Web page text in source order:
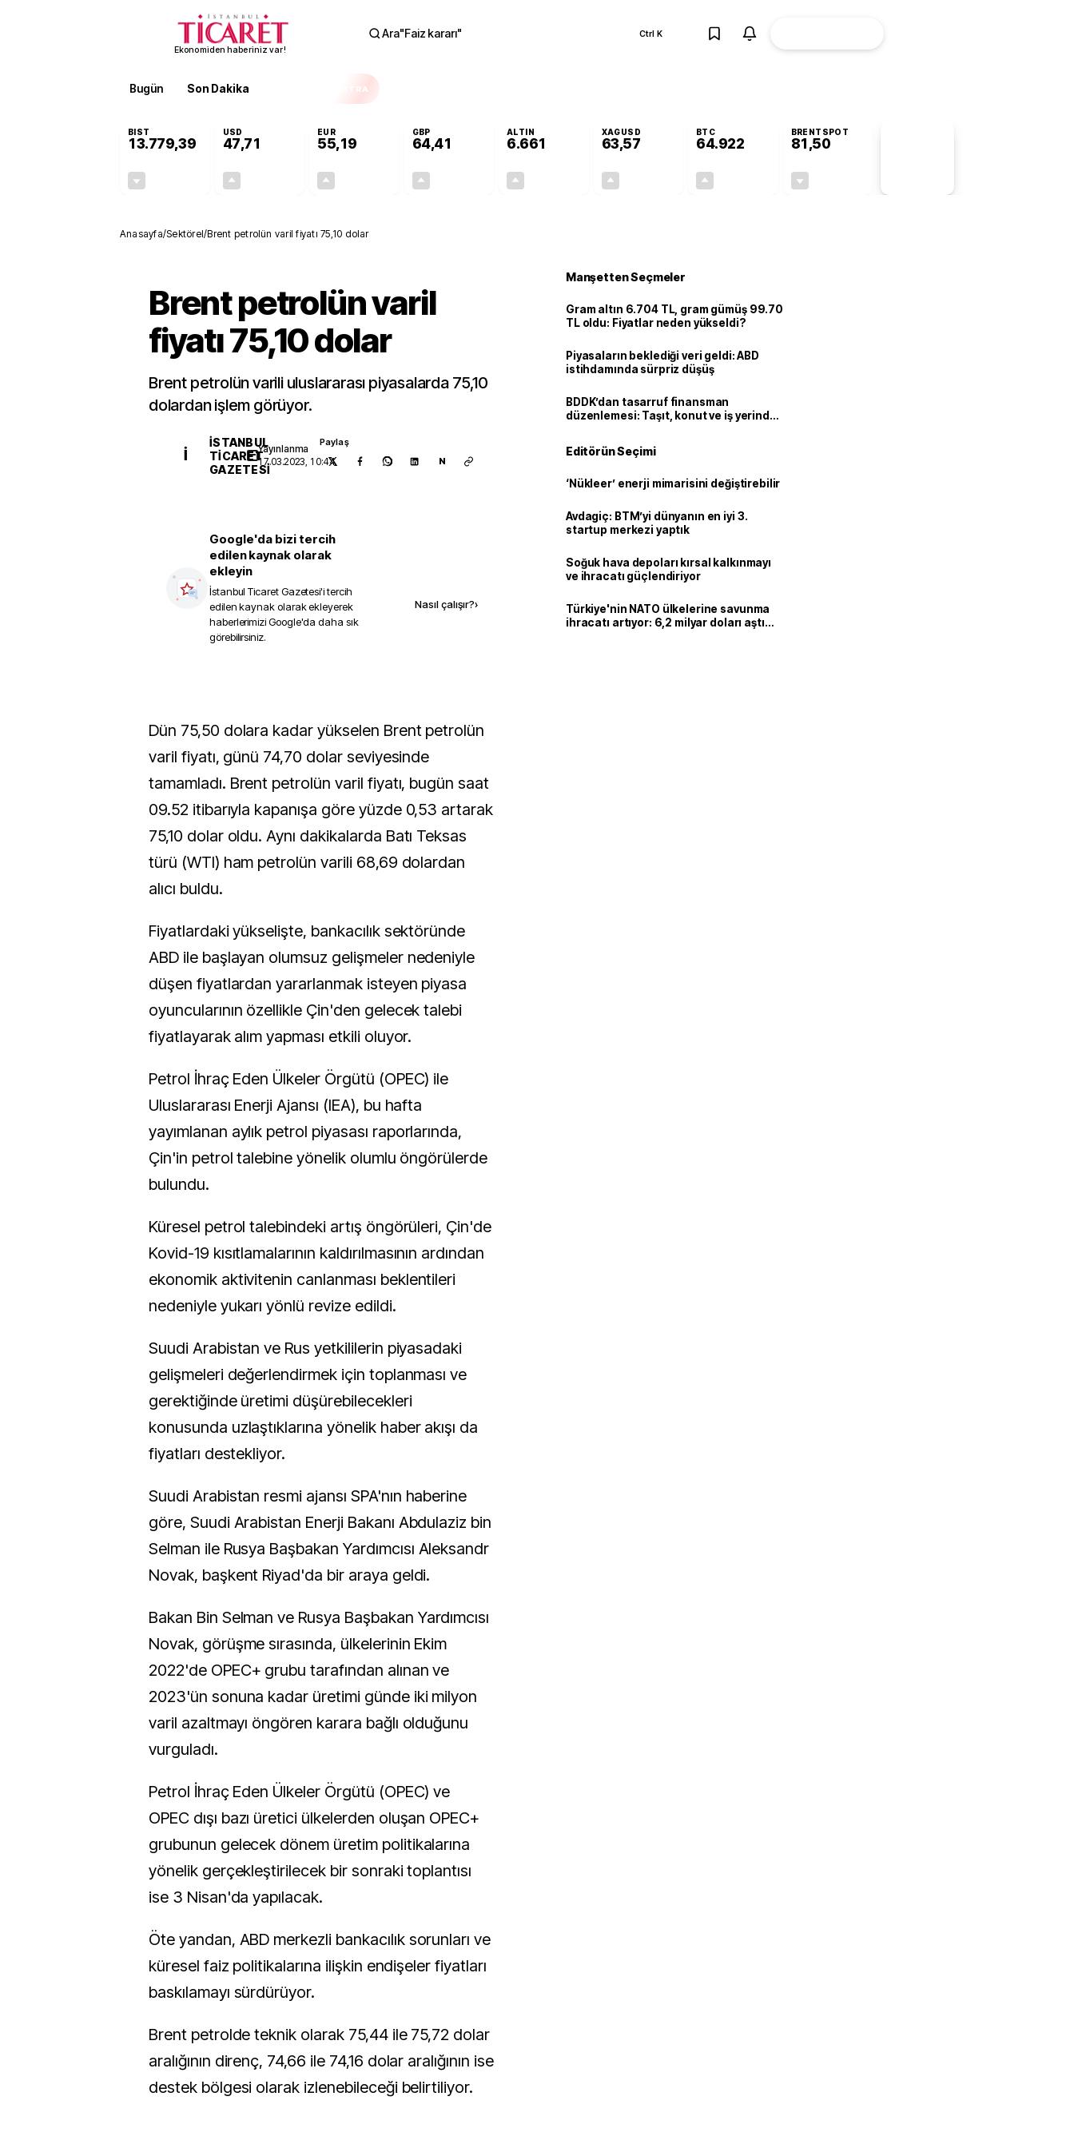
Ekonomiden haberiniz var!
Ara"Faiz kararı" Ctrl K
Bugün Son Dakika EKSTRA
BIST
13.779,39
USD
47,71
EUR
55,19
GBP
64,41
ALTIN
6.661
XAGUSD
63,57
BTC
64.922
BRENTSPOT
81,50
Anasayfa/Sektörel/Brent petrolün varil fiyatı 75,10 dolar
Brent petrolün varil
fiyatı 75,10 dolar
Brent petrolün varili uluslararası piyasalarda 75,10
dolardan işlem görüyor.
İ
İSTANBUL
TICARET
GAZETESI
Yayınlanma
17.03.2023, 10:44
Paylaş
N
Google'da bizi tercih
edilen kaynak olarak
ekleyin
İstanbul Ticaret Gazetesi'i tercih
edilen kaynak olarak ekleyerek
haberlerimizi Google'da daha sık
görebilirsiniz.
Nasıl çalışır?›
Dün 75,50 dolara kadar yükselen Brent petrolün
varil fiyatı, günü 74,70 dolar seviyesinde
tamamladı. Brent petrolün varil fiyatı, bugün saat
09.52 itibarıyla kapanışa göre yüzde 0,53 artarak
75,10 dolar oldu. Aynı dakikalarda Batı Teksas
türü (WTI) ham petrolün varili 68,69 dolardan
alıcı buldu.
Fiyatlardaki yükselişte, bankacılık sektöründe
ABD ile başlayan olumsuz gelişmeler nedeniyle
düşen fiyatlardan yararlanmak isteyen piyasa
oyuncularının özellikle Çin'den gelecek talebi
fiyatlayarak alım yapması etkili oluyor.
Petrol İhraç Eden Ülkeler Örgütü (OPEC) ile
Uluslararası Enerji Ajansı (IEA), bu hafta
yayımlanan aylık petrol piyasası raporlarında,
Çin'in petrol talebine yönelik olumlu öngörülerde
bulundu.
Küresel petrol talebindeki artış öngörüleri, Çin'de
Kovid-19 kısıtlamalarının kaldırılmasının ardından
ekonomik aktivitenin canlanması beklentileri
nedeniyle yukarı yönlü revize edildi.
Suudi Arabistan ve Rus yetkililerin piyasadaki
gelişmeleri değerlendirmek için toplanması ve
gerektiğinde üretimi düşürebilecekleri
konusunda uzlaştıklarına yönelik haber akışı da
fiyatları destekliyor.
Suudi Arabistan resmi ajansı SPA'nın haberine
göre, Suudi Arabistan Enerji Bakanı Abdulaziz bin
Selman ile Rusya Başbakan Yardımcısı Aleksandr
Novak, başkent Riyad'da bir araya geldi.
Bakan Bin Selman ve Rusya Başbakan Yardımcısı
Novak, görüşme sırasında, ülkelerinin Ekim
2022'de OPEC+ grubu tarafından alınan ve
2023'ün sonuna kadar üretimi günde iki milyon
varil azaltmayı öngören karara bağlı olduğunu
vurguladı.
Petrol İhraç Eden Ülkeler Örgütü (OPEC) ve
OPEC dışı bazı üretici ülkelerden oluşan OPEC+
grubunun gelecek dönem üretim politikalarına
yönelik gerçekleştirilecek bir sonraki toplantısı
ise 3 Nisan'da yapılacak.
Öte yandan, ABD merkezli bankacılık sorunları ve
küresel faiz politikalarına ilişkin endişeler fiyatları
baskılamayı sürdürüyor.
Brent petrolde teknik olarak 75,44 ile 75,72 dolar
aralığının direnç, 74,66 ile 74,16 dolar aralığının ise
destek bölgesi olarak izlenebileceği belirtiliyor.
Manşetten Seçmeler
Gram altın 6.704 TL, gram gümüş 99.70
TL oldu: Fiyatlar neden yükseldi?
Piyasaların beklediği veri geldi: ABD
istihdamında sürpriz düşüş
BDDK’dan tasarruf finansman
düzenlemesi: Taşıt, konut ve iş yerinde
Editörün Seçimi
‘Nükleer’ enerji mimarisini değiştirebilir
Avdagiç: BTM’yi dünyanın en iyi 3.
startup merkezi yaptık
Soğuk hava depoları kırsal kalkınmayı
ve ihracatı güçlendiriyor
Türkiye'nin NATO ülkelerine savunma
ihracatı artıyor: 6,2 milyar doları aştı